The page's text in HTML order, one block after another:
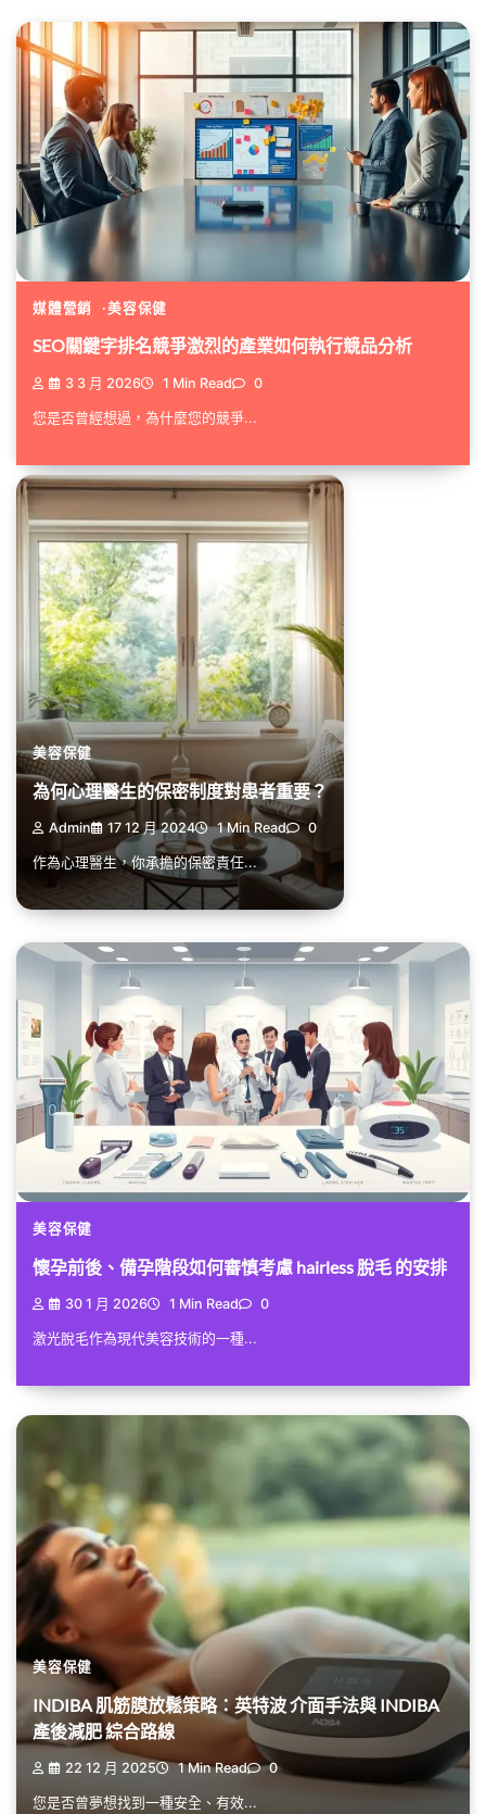
媒體營銷 美容保健
SEO關鍵字排名競爭激烈的產業如何執行競品分析
3 3 月 2026 1 Min Read 0
您是否曾經想過，為什麼您的競爭...
美容保健
為何心理醫生的保密制度對患者重要？
Admin 17 12 月 2024 1 Min Read 0
作為心理醫生，你承擔的保密責任...
美容保健
懷孕前後、備孕階段如何審慎考慮 hairless 脫毛 的安排
30 1 月 2026 1 Min Read 0
激光脫毛作為現代美容技術的一種...
美容保健
INDIBA 肌筋膜放鬆策略：英特波 介面手法與 INDIBA
產後減肥 綜合路線
22 12 月 2025 1 Min Read 0
您是否曾夢想找到一種安全、有效...